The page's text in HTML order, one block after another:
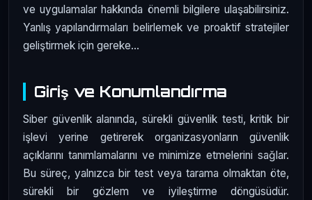
ve uygulamalar hakkında önemli bilgilere ulaşabilirsiniz.
Yanlış yapılandırmaları belirlemek ve proaktif stratejiler
geliştirmek için gereke...
Giriş ve Konumlandırma
Siber güvenlik alanında, sürekli güvenlik testi, kritik bir
işlevi yerine getirerek organizasyonların güvenlik
açıklarını tanımlamalarını ve minimize etmelerini sağlar.
Bu süreç, yalnızca bir test veya tarama olmaktan öte,
sürekli bir gözlem ve iyileştirme döngüsüdür.